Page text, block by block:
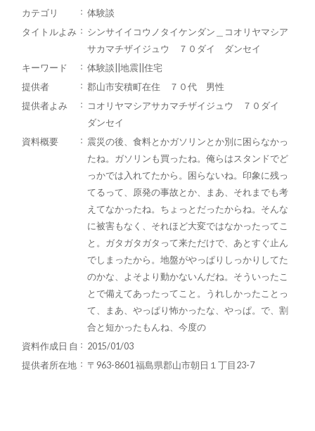
カテゴリ
体験談
タイトルよみ
シンサイイコウノタイケンダン＿コオリヤマシア
サカマチザイジュウ ７０ダイ ダンセイ
キーワード
体験談||地震||住宅
提供者
郡山市安積町在住 ７０代 男性
提供者よみ
コオリヤマシアサカマチザイジュウ ７０ダイ
ダンセイ
資料概要
震災の後、食料とかガソリンとか別に困らなかっ
たね。ガソリンも買ったね。俺らはスタンドでど
っかでは入れてたから。困らないね。印象に残っ
てるって、原発の事故とか、まあ、それまでも考
えてなかったね。ちょっとだったからね。そんな
に被害もなく、それほど大変ではなかったってこ
と。ガタガタガタって来ただけで、あとすぐ止ん
でしまったから。地盤がやっぱりしっかりしてた
のかな、よそより動かないんだね。そういったこ
とで備えてあったってこと。うれしかったことっ
て、まあ、やっぱり怖かったな、やっぱ。で、割
合と短かったもんね、今度の
資料作成日 自
2015/01/03
提供者所在地
〒963-8601 福島県郡山市朝日１丁目23-7